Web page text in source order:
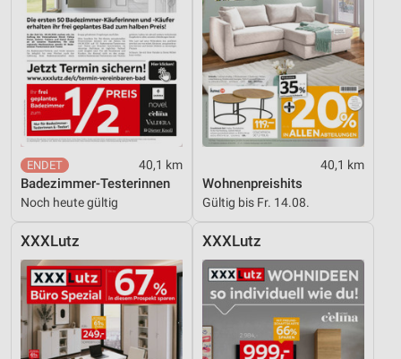
40,1 km
Badezimmer-Testerinnen
Noch heute gültig
40,1 km
Wohnenpreishits
Gültig bis Fr. 14.08.
XXXLutz XXXLutz
Erstellung von Profilen zur Personalisierung
von Inhalten
Verwendung von Profilen zur Auswahl
personalisierter Inhalte
Messung der Werbeleistung
Messung der Performance von Inhalten
Analyse von Zielgruppen durch Statistiken oder
Kombinationen von Daten aus verschiedenen
Entwicklung und Verbesserung der Angebote
Verwendung reduzierter Daten zur Auswahl von
Inhalten
IAB-Besonderheiten: